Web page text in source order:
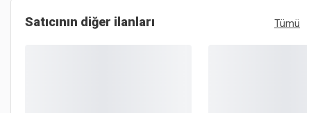
Satıcının diğer ilanları Tümü